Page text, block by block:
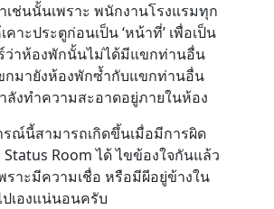
เช่นนั้นเพราะ พนักงานโรงแรมทุก
าะประตูก่อนเป็น ‘หน้าที่’ เพื่อเป็น
ว่าห้องพักนั้นไม่ได้มีแขกท่านอื่น
กมายังห้องพักซ้ำกับแขกท่านอื่น
ลังทำความสะอาดอยู่ภายในห้อง
รณ์นี้สามารถเกิดขึ้นเมื่อมีการผิด
Room ได้ ไขข้องใจกันแล้ว
ราะมีความเชื่อ หรือมีผีอยู่ข้างใน
เองแน่นอนครับ